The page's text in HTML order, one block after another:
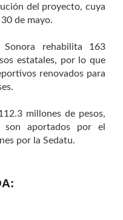
del proyecto, cuya
de mayo.
rehabilita 163
estatales, por lo que
renovados para
millones de pesos,
aportados por el
por la Sedatu.